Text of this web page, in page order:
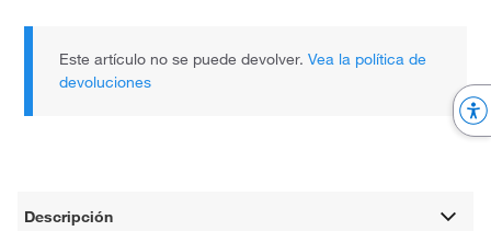
Este artículo no se puede devolver.Vea la política de
devoluciones
Descripción